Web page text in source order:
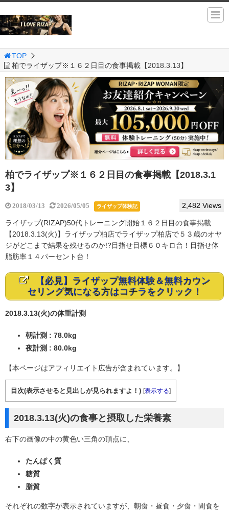
TOP
柏でライザップ※１６２日目の食事掲載【2018.3.13】
柏でライザップ※１６２日目の食事掲載【2018.3.1
3】
2018/03/13 2026/05/05 ライザップ体験記 2,482 Views
ライザップ(RIZAP)50代トレーニング開始１６２日目の食事掲載
【2018.3.13(火)】ライザップ柏店でライザップ柏店で５３歳のオヤ
ジがどこまで結果を残せるのか!?目指せ目標６０キロ台！目指せ体
脂肪率１４パーセント台！
【必見】ライザップ無料体験＆無料カウン
セリング気になる方はコチラをクリック！
2018.3.13(火)の体重計測
朝計測 : 78.0kg
夜計測 : 80.0kg
【本ページはアフィリエイト広告が含まれています。】
目次(表示させると見出しが見られますよ！) [表示する]
2018.3.13(火)の食事と摂取した栄養素
右下の画像の中の黄色い三角の頂点に、
たんぱく質
糖質
脂質
それぞれの数字が表示されていますが、朝食・昼食・夕食・間食を